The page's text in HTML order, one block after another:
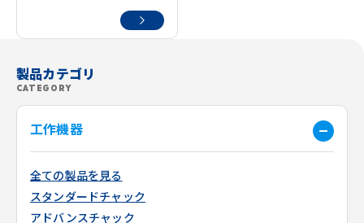
製品カテゴリ
CATEGORY
工作機器
全ての製品を見る
スタンダードチャック
アドバンスチャック